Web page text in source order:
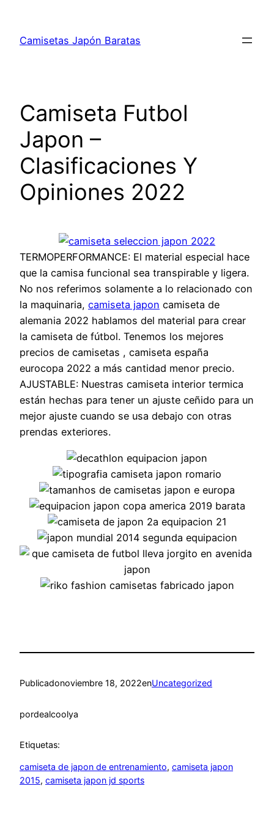
contenido
Camisetas Japón Baratas
Camiseta Futbol
Japon –
Clasificaciones Y
Opiniones 2022
TERMOPERFORMANCE: El material especial hace
que la camisa funcional sea transpirable y ligera.
No nos referimos solamente a lo relacionado con
la maquinaria, camiseta japon camiseta de
alemania 2022 hablamos del material para crear
la camiseta de fútbol. Tenemos los mejores
precios de camisetas , camiseta españa
eurocopa 2022 a más cantidad menor precio.
AJUSTABLE: Nuestras camiseta interior termica
están hechas para tener un ajuste ceñido para un
mejor ajuste cuando se usa debajo con otras
prendas exteriores.
Publicadonoviembre 18, 2022enUncategorized
pordealcoolya
Etiquetas:
camiseta de japon de entrenamiento, camiseta japon
2015, camiseta japon jd sports